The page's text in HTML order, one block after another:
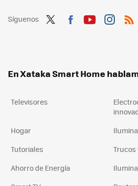
Síguenos
En Xataka Smart Home
Televisores
Hogar
Tutoriales
Ahorro de Energía